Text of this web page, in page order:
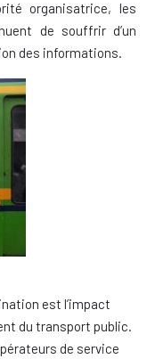
organisatrice, les
de souffrir d’un
des informations.
est l’impact
du transport public.
de service